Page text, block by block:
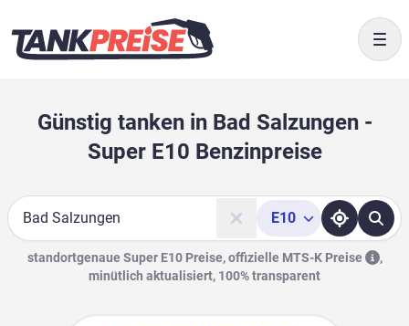
Günstig tanken in Bad Salzungen -
Super E10 Benzinpreise
Suche
E10
standortgenaue Super E10 Preise, offizielle MTS-K Preise
,
minütlich aktualisiert, 100% transparent